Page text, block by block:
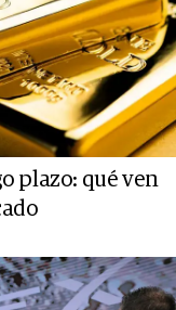
plazo: qué ven